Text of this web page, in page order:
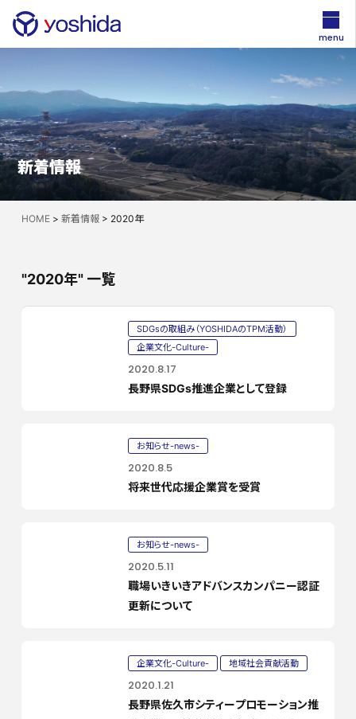
新着情報
HOME> 新着情報> 2020年
"2020年" 一覧
SDGsの取組み（YOSHIDAのTPM活動）
企業文化-Culture-
2020.8.17
長野県SDGs推進企業として登録
お知らせ-news-
2020.8.5
将来世代応援企業賞を受賞
お知らせ-news-
2020.5.11
職場いきいきアドバンスカンパニー認証
更新について
企業文化-Culture- 地域社会貢献活動
2020.1.21
長野県佐久市シティープロモーション推
menu